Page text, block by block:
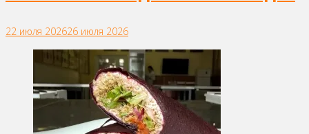
22 июля 202626 июля 2026